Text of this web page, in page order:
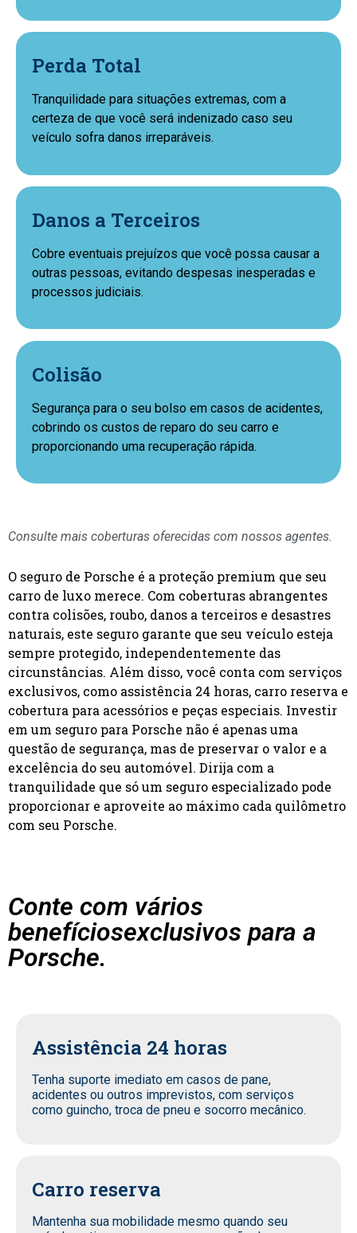
Perda Total
Tranquilidade para situações extremas, com a
certeza de que você será indenizado caso seu
veículo sofra danos irreparáveis.
Danos a Terceiros
Cobre eventuais prejuízos que você possa causar a
outras pessoas, evitando despesas inesperadas e
processos judiciais.
Colisão
Segurança para o seu bolso em casos de acidentes,
cobrindo os custos de reparo do seu carro e
proporcionando uma recuperação rápida.
Consulte mais coberturas oferecidas com nossos agentes.
O seguro de Porsche é a proteção premium que seu
carro de luxo merece. Com coberturas abrangentes
contra colisões, roubo, danos a terceiros e desastres
naturais, este seguro garante que seu veículo esteja
sempre protegido, independentemente das
circunstâncias. Além disso, você conta com serviços
exclusivos, como assistência 24 horas, carro reserva e
cobertura para acessórios e peças especiais. Investir
em um seguro para Porsche não é apenas uma
questão de segurança, mas de preservar o valor e a
excelência do seu automóvel. Dirija com a
tranquilidade que só um seguro especializado pode
proporcionar e aproveite ao máximo cada quilômetro
com seu Porsche.
Conte com vários
benefíciosexclusivos para a
Porsche.
Assistência 24 horas
Tenha suporte imediato em casos de pane,
acidentes ou outros imprevistos, com serviços
como guincho, troca de pneu e socorro mecânico.
Carro reserva
Mantenha sua mobilidade mesmo quando seu